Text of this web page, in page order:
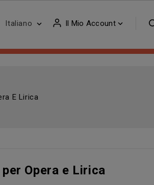
Il Mio Account 
Italiano 
E Lirica
Opera e Lirica